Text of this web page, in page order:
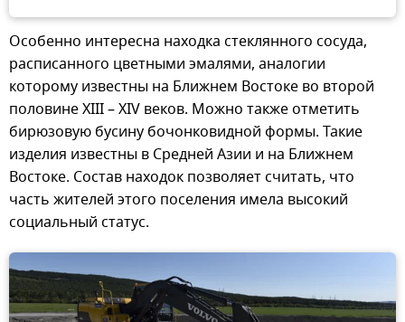
Особенно интересна находка стеклянного сосуда,
расписанного цветными эмалями, аналогии
которому известны на Ближнем Востоке во второй
половине XIII – XIV веков. Можно также отметить
бирюзовую бусину бочонковидной формы. Такие
изделия известны в Средней Азии и на Ближнем
Востоке. Состав находок позволяет считать, что
часть жителей этого поселения имела высокий
социальный статус.